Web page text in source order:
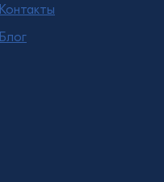
Контакты
Блог